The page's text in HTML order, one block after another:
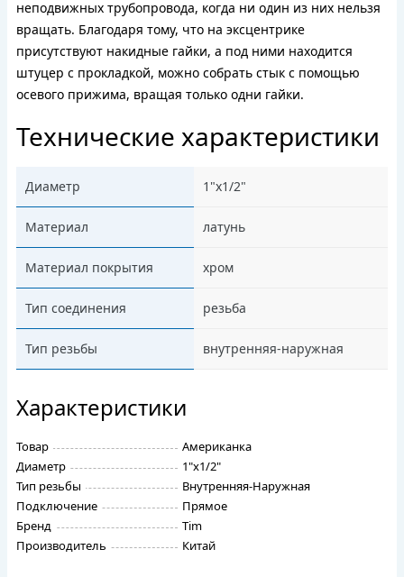
неподвижных трубопровода, когда ни один из них нельзя
вращать. Благодаря тому, что на эксцентрике
присутствуют накидные гайки, а под ними находится
штуцер с прокладкой, можно собрать стык с помощью
осевого прижима, вращая только одни гайки.
Технические характеристики
Диаметр 1"x1/2"
Материал латунь
Материал покрытия хром
Тип соединения резьба
Тип резьбы внутренняя-наружная
Характеристики
Товар
Американка
Диаметр
1"х1/2"
Тип резьбы
Внутренняя-Наружная
Подключение
Прямое
Бренд
Tim
Производитель
Китай